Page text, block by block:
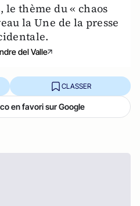
le thème du « chaos
la Une de la presse
del Valle
CLASSER
en favori sur Google